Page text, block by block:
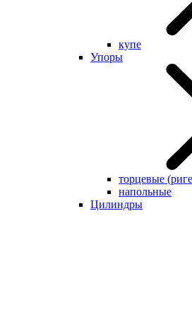
купе
Упоры
торцевые
напольные
Цилиндры